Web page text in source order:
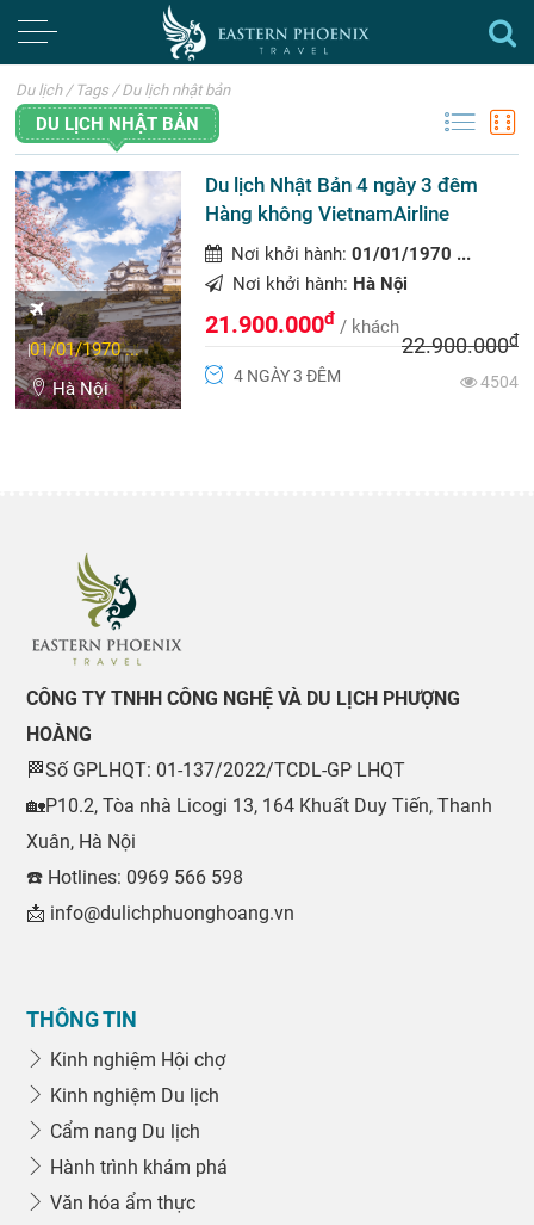
Du lịch / Tags / Du lịch nhật bản
DU LỊCH NHẬT BẢN
01/01/1970 ...
Hà Nội
Du lịch Nhật Bản 4 ngày 3 đêm
Hàng không VietnamAirline
Nơi khởi hành:01/01/1970 ...
Nơi khởi hành: Hà Nội
21.900.000đ / khách
22.900.000đ
4 NGÀY 3 ĐÊM
4504
CÔNG TY TNHH CÔNG NGHỆ VÀ DU LỊCH PHƯỢNG
HOÀNG
🏁Số GPLHQT: 01-137/2022/TCDL-GP LHQT
🏡P10.2, Tòa nhà Licogi 13, 164 Khuất Duy Tiến, Thanh
Xuân, Hà Nội
☎️ Hotlines: 0969 566 598
📩 info@dulichphuonghoang.vn
THÔNG TIN
Kinh nghiệm Hội chợ
Kinh nghiệm Du lịch
Cẩm nang Du lịch
Hành trình khám phá
Văn hóa ẩm thực